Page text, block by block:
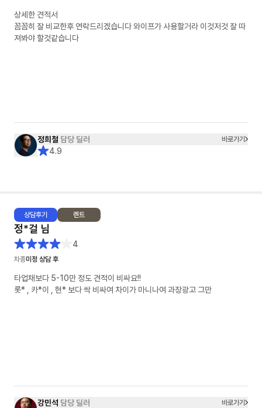
상세한 견적서
꼼꼼히 잘 비교한후 연락드리겠습니다 와이프가 사용할거라 이것저것 잘 따
져봐야 할것같습니다
정희철 담당 딜러 바로가기
4.9
상담후기 렌트
정*걸 님
4
차종미정 상담 후
타업채보다 5-10만 정도 견적이 비싸요!!
롯* , 카*이 , 현* 보다 싹 비싸여 차이가 마니나여 과장광고 그만
강민석 담당 딜러 바로가기